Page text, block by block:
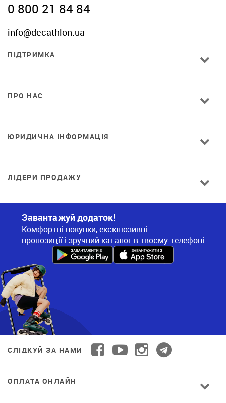
0 800 21 84 84
info@decathlon.ua
ПІДТРИМКА
ПРО НАС
ЮРИДИЧНА ІНФОРМАЦІЯ
ЛІДЕРИ ПРОДАЖУ
Завантажуй додаток!
Комфортні покупки, ексклюзивні
пропозиції і зручний каталог в твоєму телефоні
СЛІДКУЙ ЗА НАМИ
ОПЛАТА ОНЛАЙН